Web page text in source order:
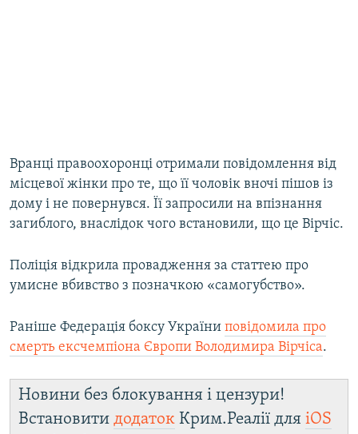
Вранці правоохоронці отримали повідомлення від
місцевої жінки про те, що її чоловік вночі пішов із
дому і не повернувся. Її запросили на впізнання
загиблого, внаслідок чого встановили, що це Вірчіс.
Поліція відкрила провадження за статтею про
умисне вбивство з позначкою «самогубство».
Раніше Федерація боксу України повідомила про
смерть ексчемпіона Європи Володимира Вірчіса.
Новини без блокування і цензури!
Встановити додаток Крим.Реалії для iOS